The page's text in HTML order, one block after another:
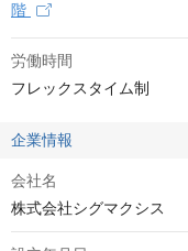
階
労働時間
フレックスタイム制
企業情報
会社名
株式会社シグマクシス